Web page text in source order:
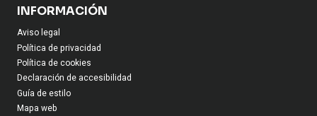
INFORMACIÓN
Aviso legal
Política de privacidad
Política de cookies
Declaración de accesibilidad
Guía de estilo
Mapa web